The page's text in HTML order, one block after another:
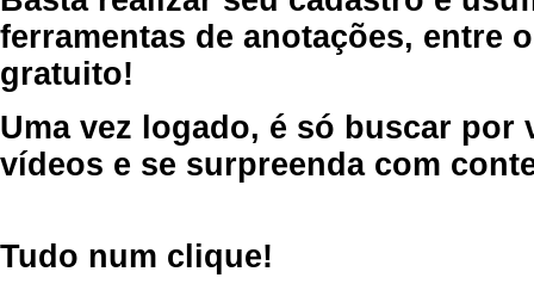
ferramentas de anotações, entre
gratuito!
Uma vez logado, é só buscar por
vídeos e se surpreenda com
Tudo num clique!